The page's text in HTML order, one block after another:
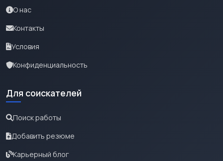
О нас
Контакты
Условия
Конфиденциальность
Для соискателей
Поиск работы
Добавить резюме
Карьерный блог